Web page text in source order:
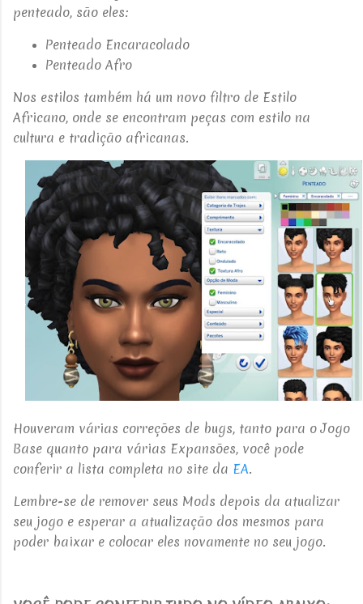
penteado, são eles:
Penteado Encaracolado
Penteado Afro
Nos estilos também há um novo filtro de Estilo
Africano, onde se encontram peças com estilo na
cultura e tradição africanas.
Houveram várias correções de bugs, tanto para o Jogo
Base quanto para várias Expansões, você pode
conferir a lista completa no site da EA.
Lembre-se de remover seus Mods depois da atualizar
seu jogo e esperar a atualização dos mesmos para
poder baixar e colocar eles novamente no seu jogo.